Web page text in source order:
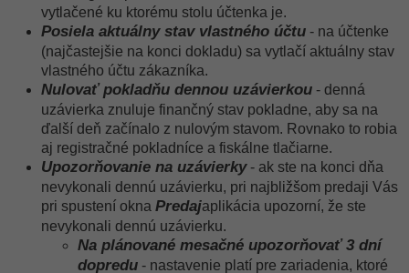
vytlačené ku ktorému stolu účtenka je.
Posiela aktuálny stav vlastného účtu - na účtenke
(najčastejšie na konci dokladu) sa vytlačí aktuálny stav
vlastného účtu zákazníka.
Nulovať pokladňu dennou uzávierkou - denná
uzávierka znuluje finančný stav pokladne, aby sa na
ďalší deň začínalo z nulovým stavom. Rovnako to robia
aj registračné pokladníce a fiskálne tlačiarne.
Upozorňovanie na uzávierky- ak ste na konci dňa
nevykonali dennú uzávierku, pri najbližšom predaji Vás
pri spustení okna Predajaplikácia upozorní, že ste
nevykonali dennú uzávierku.
Na plánované mesačné upozorňovať 3 dní
dopredu - nastavenie platí pre zariadenia, ktoré